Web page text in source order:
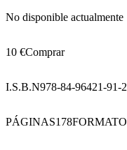
No disponible actualmente
10 €Comprar
I.S.B.N978-84-96421-91-2
PÁGINAS178FORMATO